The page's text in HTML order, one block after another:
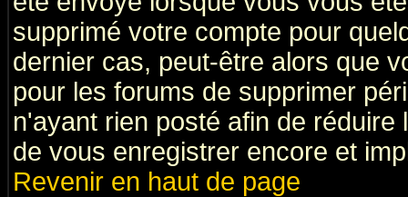
supprimé votre compte pour
dernier cas, peut-être alors que
pour les forums de supprimer
n'ayant rien posté afin de
de vous enregistrer encore et
Revenir en haut de page